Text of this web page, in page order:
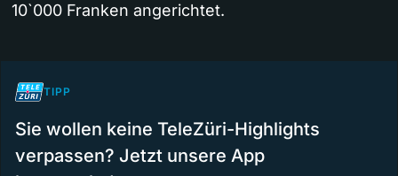
10`000 Franken angerichtet.
TIPP
Sie wollen keine TeleZüri-Highlights
verpassen? Jetzt unsere App